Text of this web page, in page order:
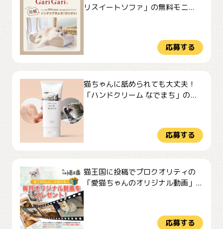
リスイートソファ」の無料モニ...
応募する
猫ちゃんに舐められても大丈夫！
「ハンドクリーム なでまち」の...
応募する
猫王国に投稿でプロクオリティの
「愛猫ちゃんのオリジナル動画」...
応募する